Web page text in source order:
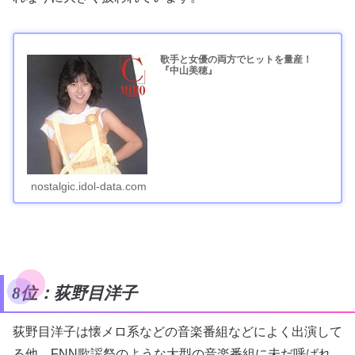
歌手と女優の両方でヒットを量産！
『中山美穂』
nostalgic.idol-data.com
8位：荻野目洋子
荻野目洋子は懐メロ系などの音楽番組などによく出演して